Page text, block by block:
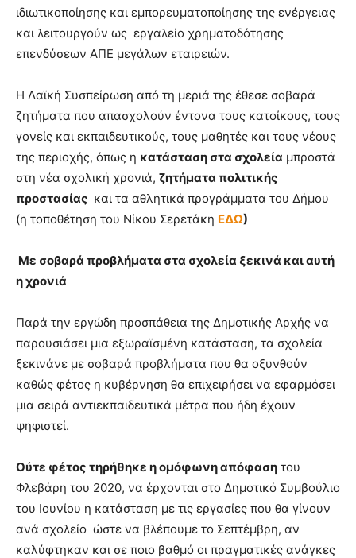
ιδιωτικοποίησης και εμπορευματοποίησης της ενέργειας
και λειτουργούν ως εργαλείο χρηματοδότησης
επενδύσεων ΑΠΕ μεγάλων εταιρειών.
Η Λαϊκή Συσπείρωση από τη μεριά της έθεσε σοβαρά
ζητήματα που απασχολούν έντονα τους κατοίκους, τους
γονείς και εκπαιδευτικούς, τους μαθητές και τους νέους
της περιοχής, όπως η κατάσταση στα σχολεία μπροστά
στη νέα σχολική χρονιά, ζητήματα πολιτικής
προστασίας και τα αθλητικά προγράμματα του Δήμου
(η τοποθέτηση του Νίκου Σερετάκη ΕΔΩ)
Με σοβαρά προβλήματα στα σχολεία ξεκινά και αυτή
η χρονιά
Παρά την εργώδη προσπάθεια της Δημοτικής Αρχής να
παρουσιάσει μια εξωραϊσμένη κατάσταση, τα σχολεία
ξεκινάνε με σοβαρά προβλήματα που θα οξυνθούν
καθώς φέτος η κυβέρνηση θα επιχειρήσει να εφαρμόσει
μια σειρά αντιεκπαιδευτικά μέτρα που ήδη έχουν
ψηφιστεί.
Ούτε φέτος τηρήθηκε η ομόφωνη απόφαση του
Φλεβάρη του 2020, να έρχονται στο Δημοτικό Συμβούλιο
του Ιουνίου η κατάσταση με τις εργασίες που θα γίνουν
ανά σχολείο ώστε να βλέπουμε το Σεπτέμβρη, αν
καλύφτηκαν και σε ποιο βαθμό οι πραγματικές ανάγκες